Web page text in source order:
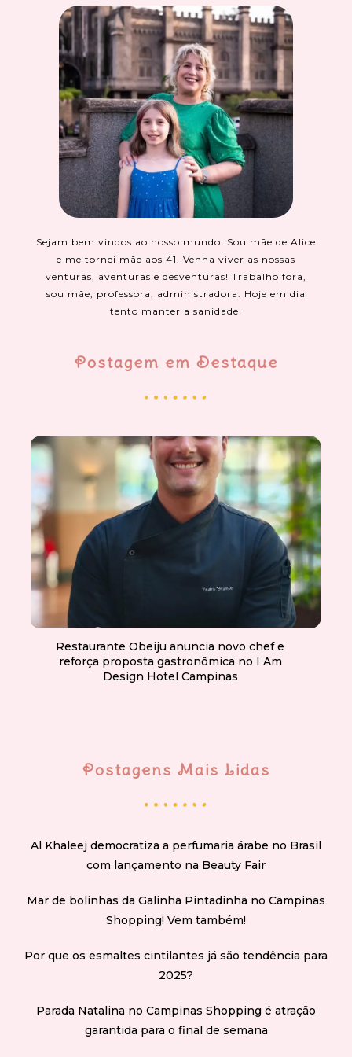
Sejam bem vindos ao nosso mundo! Sou mãe de Alice
e me tornei mãe aos 41. Venha viver as nossas
venturas, aventuras e desventuras! Trabalho fora,
sou mãe, professora, administradora. Hoje em dia
tento manter a sanidade!
Postagem em Destaque
Restaurante Obeiju anuncia novo chef e
reforça proposta gastronômica no I Am
Design Hotel Campinas
Postagens Mais Lidas
Al Khaleej democratiza a perfumaria árabe no Brasil
com lançamento na Beauty Fair
Mar de bolinhas da Galinha Pintadinha no Campinas
Shopping! Vem também!
Por que os esmaltes cintilantes já são tendência para
2025?
Parada Natalina no Campinas Shopping é atração
garantida para o final de semana